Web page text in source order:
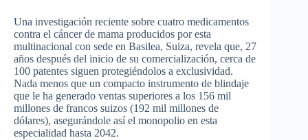
Una investigación reciente sobre cuatro medicamentos
contra el cáncer de mama producidos por esta
multinacional con sede en Basilea, Suiza, revela que, 27
años después del inicio de su comercialización, cerca de
100 patentes siguen protegiéndolos a exclusividad.
Nada menos que un compacto instrumento de blindaje
que le ha generado ventas superiores a los 156 mil
millones de francos suizos (192 mil millones de
dólares), asegurándole así el monopolio en esta
especialidad hasta 2042.